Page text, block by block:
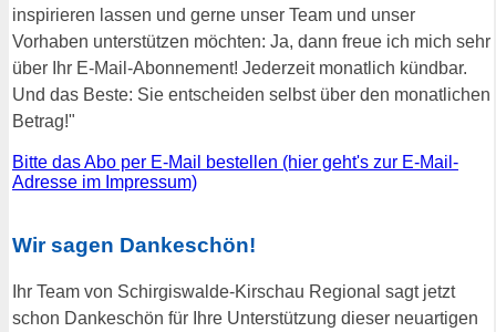
inspirieren lassen und gerne unser Team und unser
Vorhaben unterstützen möchten: Ja, dann freue ich mich sehr
über Ihr E-Mail-Abonnement! Jederzeit monatlich kündbar.
Und das Beste: Sie entscheiden selbst über den monatlichen
Betrag!"
Bitte das Abo per E-Mail bestellen (hier geht's zur E-Mail-
Adresse im Impressum)
Wir sagen Dankeschön!
Ihr Team von Schirgiswalde-Kirschau Regional sagt jetzt
schon Dankeschön für Ihre Unterstützung dieser neuartigen